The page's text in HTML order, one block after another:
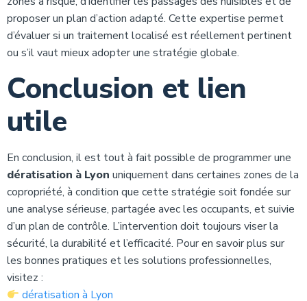
proposer un plan d’action adapté. Cette expertise permet
d’évaluer si un traitement localisé est réellement pertinent
ou s’il vaut mieux adopter une stratégie globale.
Conclusion et lien
utile
En conclusion, il est tout à fait possible de programmer une
dératisation à Lyon uniquement dans certaines zones de la
copropriété, à condition que cette stratégie soit fondée sur
une analyse sérieuse, partagée avec les occupants, et suivie
d’un plan de contrôle. L’intervention doit toujours viser la
sécurité, la durabilité et l’efficacité. Pour en savoir plus sur
les bonnes pratiques et les solutions professionnelles,
visitez :
dératisation à Lyon